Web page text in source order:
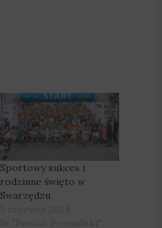
Sportowy sukces i
rodzinne święto w
Swarzędzu